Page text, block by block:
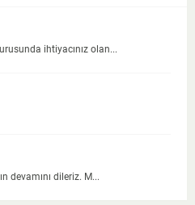
ihtiyacınız olan...
devamını dileriz. M...